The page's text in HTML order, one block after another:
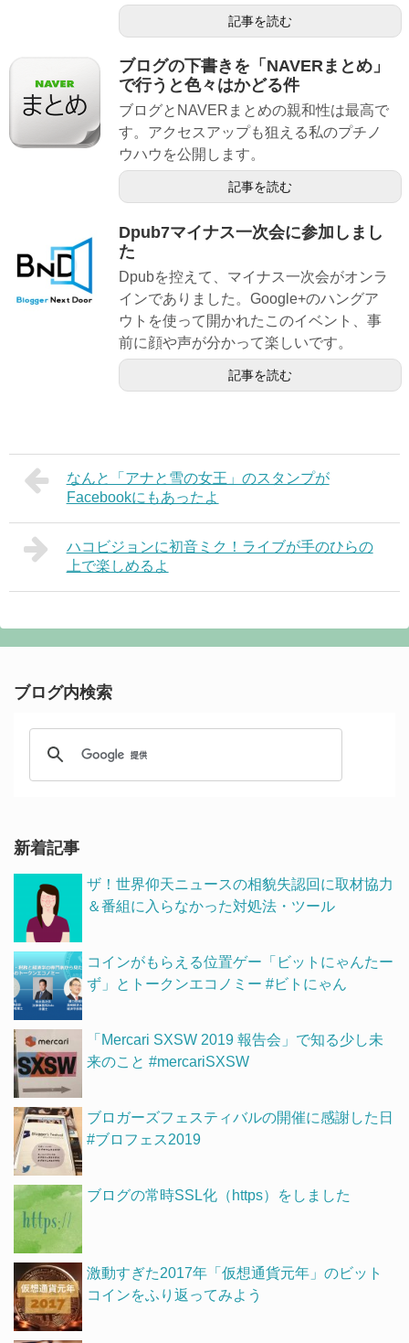
記事を読む
ブログの下書きを「NAVERまとめ」
で行うと色々はかどる件
ブログとNAVERまとめの親和性は最高で
す。アクセスアップも狙える私のプチノ
ウハウを公開します。
記事を読む
Dpub7マイナス一次会に参加しまし
た
Dpubを控えて、マイナス一次会がオンラ
インでありました。Google+のハングア
ウトを使って開かれたこのイベント、事
前に顔や声が分かって楽しいです。
記事を読む
なんと「アナと雪の女王」のスタンプが
Facebookにもあったよ
ハコビジョンに初音ミク！ライブが手のひらの
上で楽しめるよ
ブログ内検索
新着記事
ザ！世界仰天ニュースの相貌失認回に取材協力
＆番組に入らなかった対処法・ツール
コインがもらえる位置ゲー「ビットにゃんたー
ず」とトークンエコノミー #ビトにゃん
「Mercari SXSW 2019 報告会」で知る少し未
来のこと #mercariSXSW
ブロガーズフェスティバルの開催に感謝した日
#ブロフェス2019
ブログの常時SSL化（https）をしました
激動すぎた2017年「仮想通貨元年」のビット
コインをふり返ってみよう